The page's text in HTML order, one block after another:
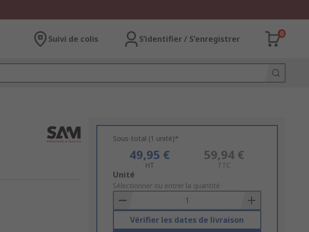
Suivi de colis S’identifier / S'enregistrer
0
Sous-total (1 unité)*
49,95 €
HT
59,94 €
TTC
Add
to
Basket
Unité
Sélectionner ou entrer la quantité
Vérifier les dates de livraison